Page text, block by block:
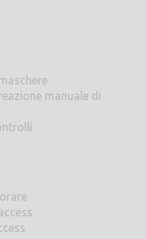
manuale di